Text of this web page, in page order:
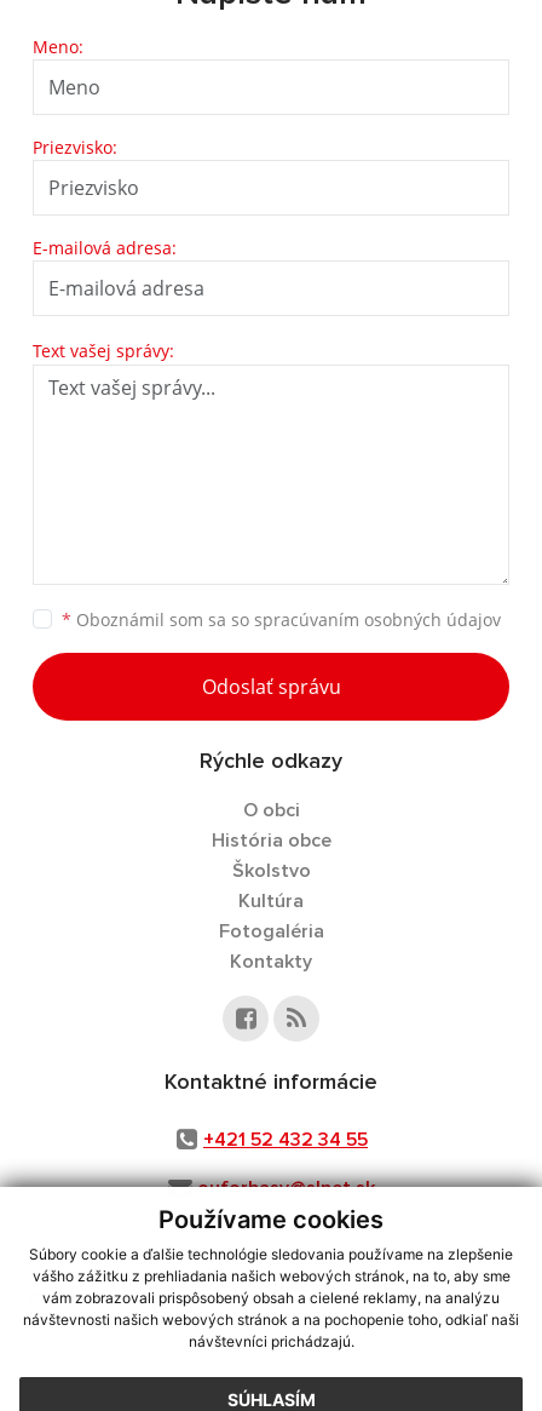
Používame cookies
Súbory cookie a ďalšie technológie sledovania používame na zlepšenie
vášho zážitku z prehliadania našich webových stránok, na to, aby sme
vám zobrazovali prispôsobený obsah a cielené reklamy, na analýzu
návštevnosti našich webových stránok a na pochopenie toho, odkiaľ naši
návštevníci prichádzajú.
SÚHLASÍM
Meno:
Priezvisko:
E-mailová adresa:
Text vašej správy:
* Oboznámil som sa so spracúvaním osobných údajov
Odoslať správu
Rýchle odkazy
O obci
História obce
Školstvo
Kultúra
Fotogaléria
Kontakty
Kontaktné informácie
+421 52 432 34 55
ouforbasy@slnet.sk
využite možnosť získavania aktuálnych informácií s využitím RSS
CMS systém (redakčný) systém ECHELON 2,Mapa stránok,web portál
webex.digital, s.r.o.,domény,registrácia domény